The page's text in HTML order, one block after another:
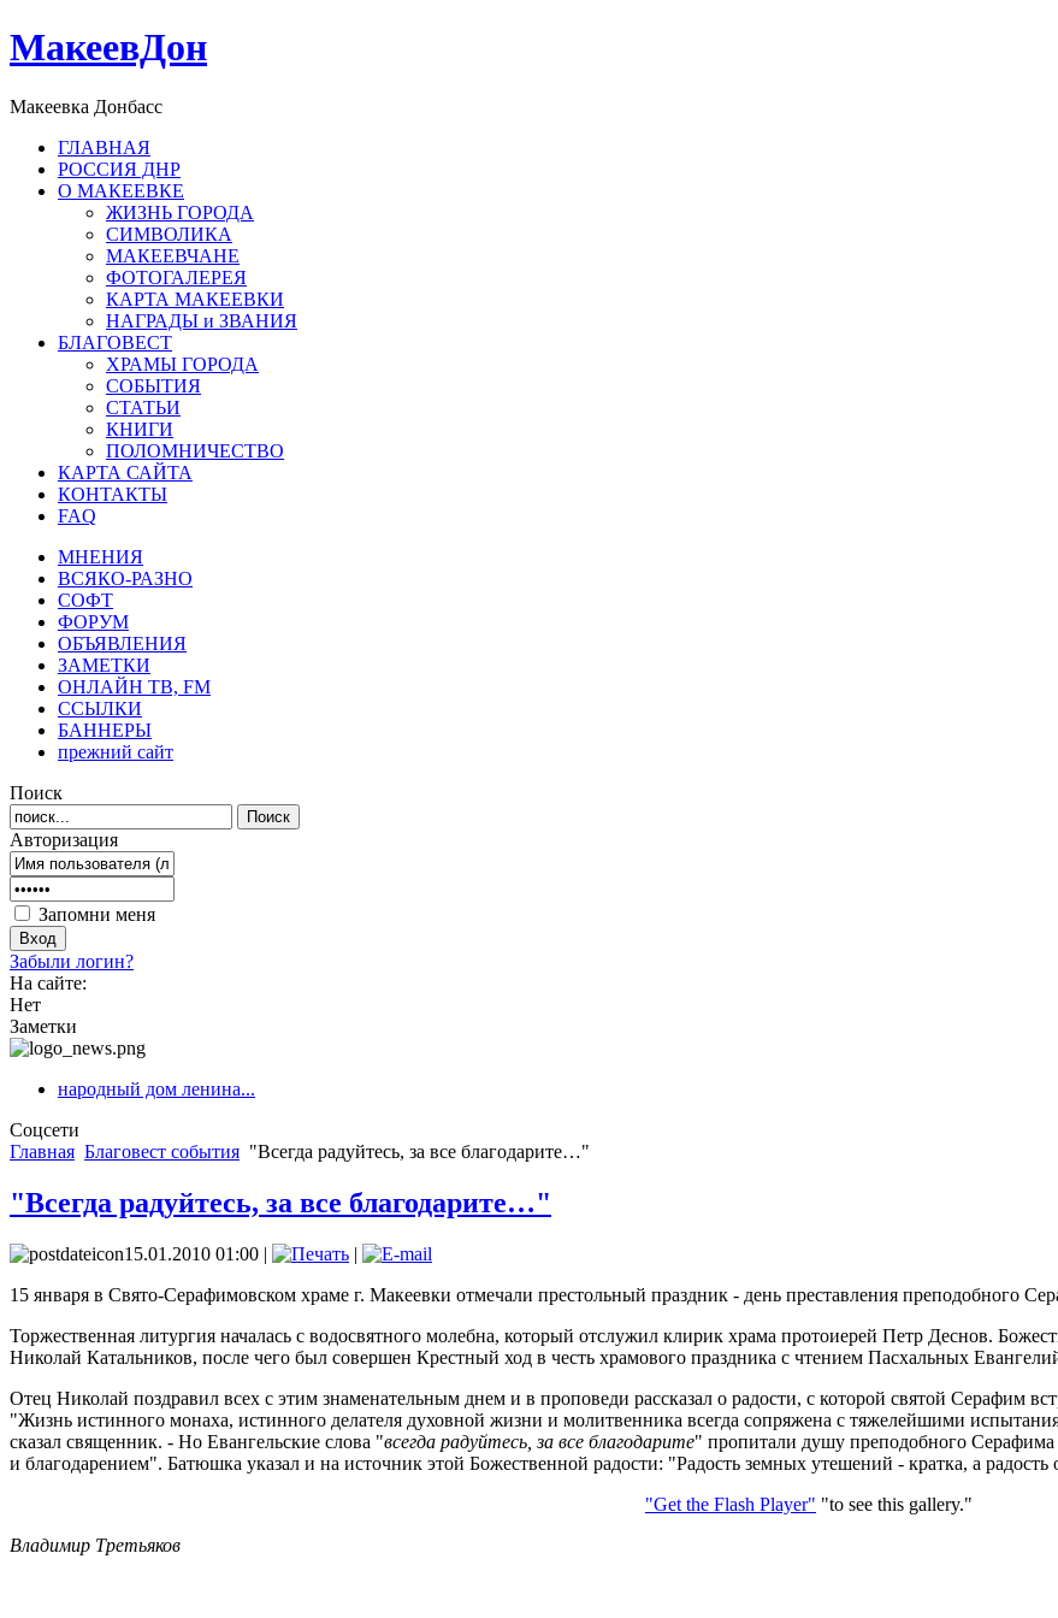
МакеевДон
Макеевка Донбасс
ГЛАВНАЯ
РОССИЯ ДНР
О МАКЕЕВКЕ
ЖИЗНЬ ГОРОДА
СИМВОЛИКА
МАКЕЕВЧАНЕ
ФОТОГАЛЕРЕЯ
КАРТА МАКЕЕВКИ
НАГРАДЫ и ЗВАНИЯ
БЛАГОВЕСТ
ХРАМЫ ГОРОДА
СОБЫТИЯ
СТАТЬИ
КНИГИ
ПОЛОМНИЧЕСТВО
КАРТА САЙТА
КОНТАКТЫ
FAQ
МНЕНИЯ
ВСЯКО-РАЗНО
СОФТ
ФОРУМ
ОБЪЯВЛЕНИЯ
ЗАМЕТКИ
ОНЛАЙН ТВ, FM
ССЫЛКИ
БАННЕРЫ
прежний сайт
Поиск
Авторизация
Запомни меня
Забыли логин?
На сайте:
Нет
Заметки
народный дом ленина...
Соцсети
Главная Благовест события "Всегда радуйтесь, за все благодарите…"
"Всегда радуйтесь, за все благодарите…"
15.01.2010 01:00 |
|
15 января в Свято-Серафимовском храме г. Макеевки отмечали престольный праздник - день преставления преподобного
Торжественная литургия началась с водосвятного молебна, который отслужил клирик храма протоиерей Петр Деснов.
Николай Катальников, после чего был совершен Крестный ход в честь храмового праздника с чтением Пасхальных
Отец Николай поздравил всех с этим знаменательным днем и в проповеди рассказал о радости, с которой святой Серафим
"Жизнь истинного монаха, истинного делателя духовной жизни и молитвенника всегда сопряжена с тяжелейшими
сказал священник. - Но Евангельские слова "всегда радуйтесь, за все благодарите" пропитали душу преподобного Серафима
и благодарением". Батюшка указал и на источник этой Божественной радости: "Радость земных утешений - кратка, а радость
"Get the Flash Player" "to see this gallery."
Владимир Третьяков